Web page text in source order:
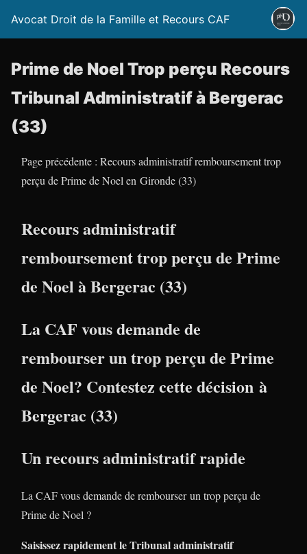
Avocat Droit de la Famille et Recours CAF
Prime de Noel Trop perçu Recours
Tribunal Administratif à Bergerac
(33)
Page précédente : Recours administratif remboursement trop
perçu de Prime de Noel en Gironde (33)
Recours administratif
remboursement trop perçu de Prime
de Noel à Bergerac (33)
La CAF vous demande de
rembourser un trop perçu de Prime
de Noel? Contestez cette décision à
Bergerac (33)
Un recours administratif rapide
La CAF vous demande de rembourser un trop perçu de
Prime de Noel ?
Saisissez rapidement le Tribunal administratif